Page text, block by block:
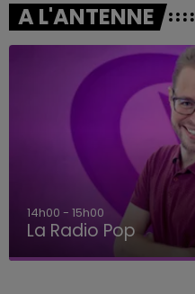
A L'ANTENNE
14h00 - 15h00
La Radio Pop